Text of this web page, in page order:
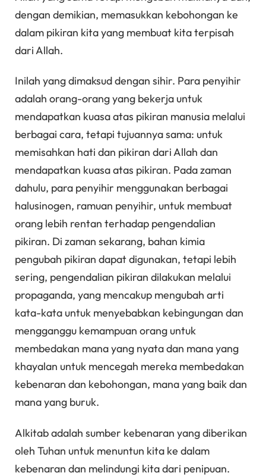
dengan demikian, memasukkan kebohongan ke
dalam pikiran kita yang membuat kita terpisah
dari Allah.
Inilah yang dimaksud dengan sihir. Para penyihir
adalah orang-orang yang bekerja untuk
mendapatkan kuasa atas pikiran manusia melalui
berbagai cara, tetapi tujuannya sama: untuk
memisahkan hati dan pikiran dari Allah dan
mendapatkan kuasa atas pikiran. Pada zaman
dahulu, para penyihir menggunakan berbagai
halusinogen, ramuan penyihir, untuk membuat
orang lebih rentan terhadap pengendalian
pikiran. Di zaman sekarang, bahan kimia
pengubah pikiran dapat digunakan, tetapi lebih
sering, pengendalian pikiran dilakukan melalui
propaganda, yang mencakup mengubah arti
kata-kata untuk menyebabkan kebingungan dan
mengganggu kemampuan orang untuk
membedakan mana yang nyata dan mana yang
khayalan untuk mencegah mereka membedakan
kebenaran dan kebohongan, mana yang baik dan
mana yang buruk.
Alkitab adalah sumber kebenaran yang diberikan
oleh Tuhan untuk menuntun kita ke dalam
kebenaran dan melindungi kita dari penipuan.